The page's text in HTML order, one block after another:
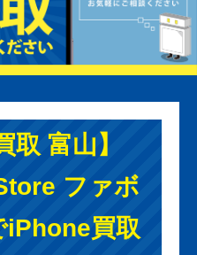
取 富山】
ファボ
iPhone買取